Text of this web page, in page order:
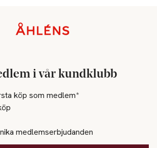
i vår kundklubb
köp som medlem*
medlemserbjudanden